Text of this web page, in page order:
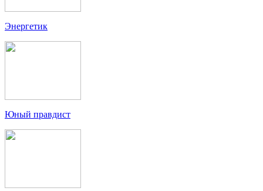
Энергетик
Юный правдист